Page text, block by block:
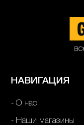
НАВИГАЦИЯ
О нас
Наши магазины